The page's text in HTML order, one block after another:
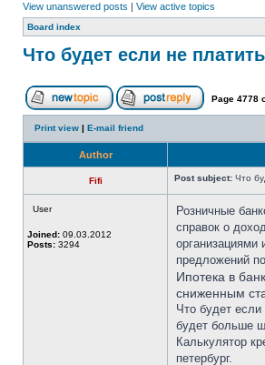
View unanswered posts | View active topics
Board index
Что будет если не
Page 4778
Print view | E-mail friend
Author
Fifi Post subject: Что
User
Joined: 09.03.2012
Posts: 3294
Розничные
справок о
предложений
Ипотека в
сниженным
Что будет
будет больше
Калькулятор
петербург.